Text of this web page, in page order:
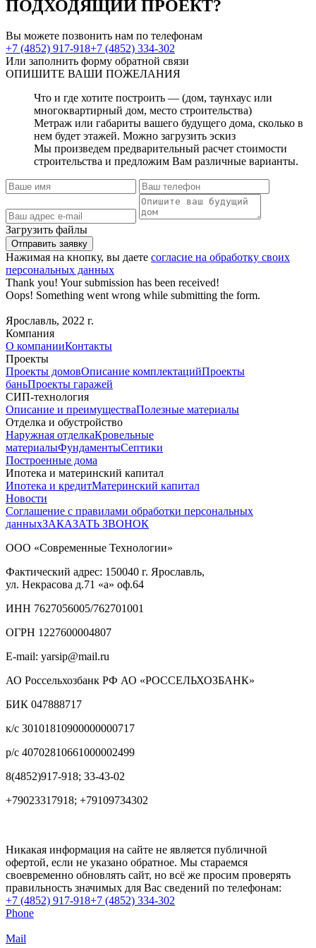
ПОДХОДЯЩИЙ ПРОЕКТ?
Вы можете позвонить нам по телефонам
+7 (4852) 917-918+7 (4852) 334-302
Или заполнить форму обратной связи
ОПИШИТЕ ВАШИ ПОЖЕЛАНИЯ
Что и где хотите построить — (дом, таунхаус или
многоквартирный дом, место строительства)
Метраж или габариты вашего будущего дома, сколько в
нем будет этажей. Можно загрузить эскиз
Мы произведем предварительный расчет стоимости
строительства и предложим Вам различные варианты.
Загрузить файлы
Нажимая на кнопку, вы даете согласие на обработку своих
персональных данных
Thank you! Your submission has been received!
Oops! Something went wrong while submitting the form.
Ярославль, 2022 г.
Компания
О компанииКонтакты
Проекты
Проекты домовОписание комплектацийПроекты
баньПроекты гаражей
СИП-технология
Описание и преимуществаПолезные материалы
Отделка и обустройство
Наружная отделкаКровельные
материалыФундаментыСептики
Построенные дома
Ипотека и материнский капитал
Ипотека и кредитМатеринский капитал
Новости
Соглашение с правилами обработки персональных
данныхЗАКАЗАТЬ ЗВОНОК
ООО «Современные Технологии»
Фактический адрес: 150040 г. Ярославль,
ул. Некрасова д.71 «а» оф.64
ИНН 7627056005/762701001
ОГРН 1227600004807
E-mail: yarsip@mail.ru
АО Россельхозбанк РФ АО «РОССЕЛЬХОЗБАНК»
БИК 047888717
к/с 30101810900000000717
р/с 40702810661000002499
8(4852)917-918; 33-43-02
+79023317918; +79109734302
Никакая информация на сайте не является публичной
офертой, если не указано обратное. Мы стараемся
своевременно обновлять сайт, но всё же просим проверять
правильность значимых для Вас сведений по телефонам:
+7 (4852) 917-918+7 (4852) 334-302
Phone
Mail